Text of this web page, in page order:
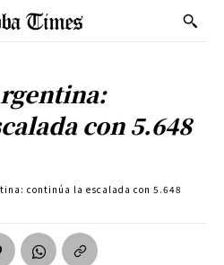
con 5.648
continúa la escalada con 5.648